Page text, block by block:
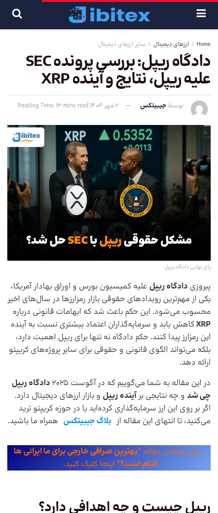
Home ارزهای دیجیتال سایر ارزهای دیجیتال
دادگاه ریپل: بررسی پرونده SEC
علیه ریپل، نتایج و آینده XRP
توسط جیبیتکس 2 مهر 1404 Reading Time: 13 mins read
رای نهایی دادگاه ریپل
پیروزی دادگاه ریپل علیه کمیسیون بورس و اوراق بهادار آمریکا،
یکی از مهم‌ترین رویدادهای حقوقی بازار رمزارزها در سال‌های اخیر
محسوب می‌شود. این حکم باعث شد که ابهامات قانونی درباره
XRPکاهش یابد و سرمایه‌گذاران اعتماد بیشتری نسبت به آینده
این رمزارز پیدا کنند. حکم دادگاه نه تنها برای ریپل اهمیت دارد،
بلکه می‌تواند الگوی قانونی و حقوقی برای سایر پروژه‌های کریپتو
ارائه دهد.
در این مقاله به شما می‌گوییم که در آگوست 2025
دادگاه ریپل
چی شد و چه نتایجی برآینده ریپل و بازار ارزهای دیجیتال دارد.
اگر بر روی این ارز سرمایه‌گذاری کرده‌اید یا در حوزه کریپتو ترید
می‌کنید، تا انتهای این مقاله از بلاگ جیبیتکس همراه ما باشید.
برای خواندن مقاله “بهترین صرافی خارجی برای ما ایرانی ها
کدام است؟” اینجا کلیک کنید.
ریپل چیست و چه اهدافی دارد؟